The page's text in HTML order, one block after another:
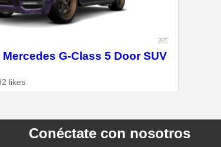
G-Class 5 Door SUV
likes
Conéctate con nosotros